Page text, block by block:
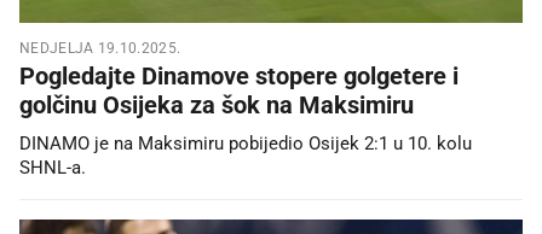
NEDJELJA 19.10.2025.
Pogledajte Dinamove stopere golgetere i
golčinu Osijeka za šok na Maksimiru
DINAMO je na Maksimiru pobijedio Osijek 2:1 u 10. kolu
SHNL-a.